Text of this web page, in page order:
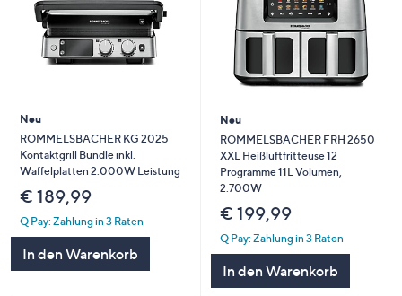
Neu
ROMMELSBACHER KG 2025
Kontaktgrill Bundle inkl.
Waffelplatten 2.000W Leistung
€ 189,99
Q Pay: Zahlung in 3 Raten
In den Warenkorb
Neu
ROMMELSBACHER FRH 2650
XXL Heißluftfritteuse 12
Programme 11L Volumen,
2.700W
€ 199,99
Q Pay: Zahlung in 3 Raten
In den Warenkorb